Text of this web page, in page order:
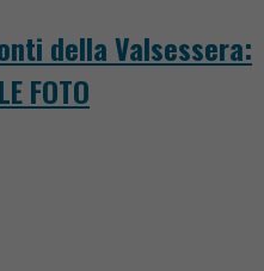
della Valsessera:
FOTO